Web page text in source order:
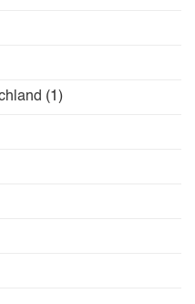
(1)